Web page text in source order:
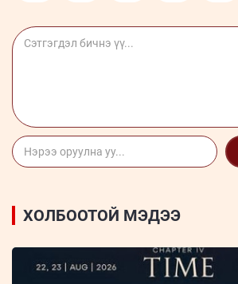
ХОЛБООТОЙ МЭДЭЭ